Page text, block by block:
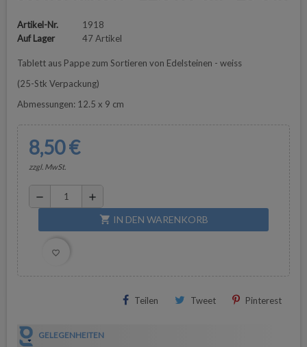
Artikel-Nr.
1918
Auf Lager
47 Artikel
Tablett aus Pappe zum Sortieren von Edelsteinen - weiss
(25-Stk Verpackung)
Abmessungen: 12.5 x 9 cm
8,50 €
zzgl. MwSt.
remove add
shopping_cart IN DEN WARENKORB
favorite_border
Teilen Tweet Pinterest
GELEGENHEITEN